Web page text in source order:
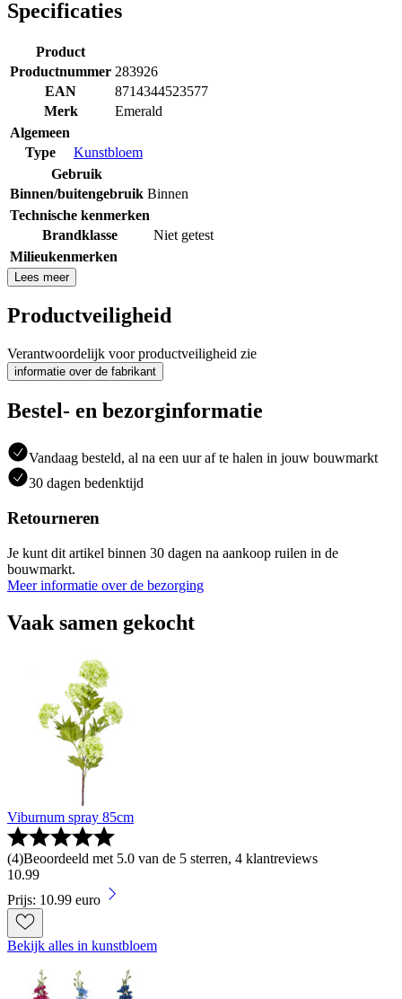
Specificaties
Product
Productnummer 283926
EAN
8714344523577
Merk
Emerald
Algemeen
Type
Kunstbloem
Gebruik
Binnen/buitengebruik Binnen
Technische kenmerken
Brandklasse
Niet getest
Milieukenmerken
Lees meer
Productveiligheid
Verantwoordelijk voor productveiligheid zie
informatie over de fabrikant
Bestel- en bezorginformatie
Vandaag besteld, al na een uur af te halen in jouw bouwmarkt
30 dagen bedenktijd
Retourneren
Je kunt dit artikel binnen 30 dagen na aankoop ruilen in de
bouwmarkt.
Meer informatie over de bezorging
Vaak samen gekocht
Viburnum spray 85cm
(4)Beoordeeld met 5.0 van de 5 sterren, 4 klantreviews
10.99
Prijs: 10.99 euro
Bekijk alles in kunstbloem